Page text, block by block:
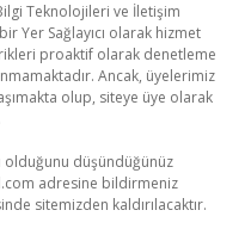
Teknolojileri ve İletişim
Yer Sağlayıcı olarak hizmet
proaktif olarak denetleme
Ancak, üyelerimiz
olup, siteye üye olarak
olduğunu düşündüğünüz
adresine bildirmeniz
sitemizden kaldırılacaktır.